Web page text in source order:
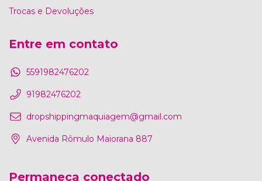
Trocas e Devoluções
Entre em contato
5591982476202
91982476202
dropshippingmaquiagem@gmail.com
Avenida Rômulo Maiorana 887
Permaneça conectado